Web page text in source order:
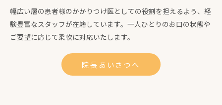
幅広い層の患者様のかかりつけ医としての役割を担えるよう、経
験豊富なスタッフが在籍しています。一人ひとりのお口の状態や
ご要望に応じて柔軟に対応いたします。
院長あいさつへ